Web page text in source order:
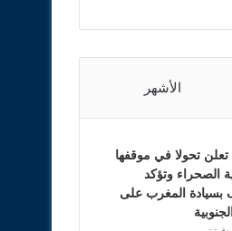
الأشهر
تعلن تحولا في موقفها
الصحراء وتؤكد
بسيادة المغرب على